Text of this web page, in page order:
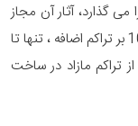
گذارد، آثار آن مجاز
شناخته شدن اضافه بناست که قبل از آن غیر مجاز محسوب می شده است. اعتبار رای بقای جریمه کمسیون ماده 100 بر تراکم اضافه ، تنها تا
تراکم مازاد در ساخت